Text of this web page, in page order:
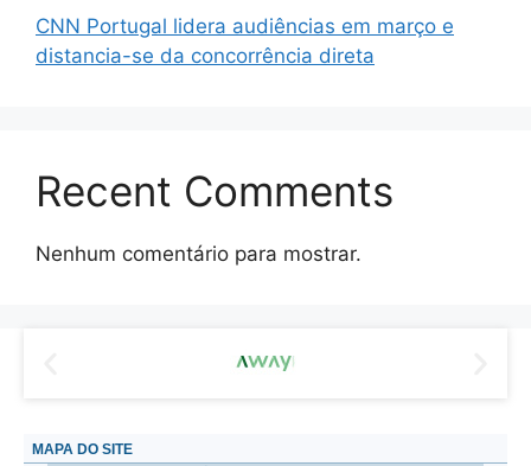
CNN Portugal lidera audiências em março e
distancia-se da concorrência direta
Recent Comments
Nenhum comentário para mostrar.
MAPA DO SITE